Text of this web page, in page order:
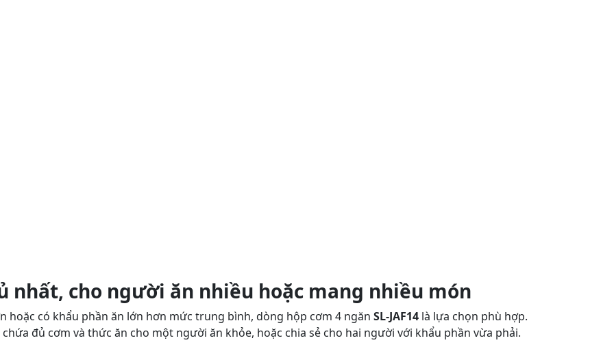
Các ngăn nhựa làm từ nhựa PP không chứa BPA, an toàn thực phẩm, và có thể dùng được trong
là dòng sản phẩm phổ biến của Zojirushi
tất cả các ngăn xếp vào nhau trong một thân hộp duy nhất, dễ cầm nắm và không chiếm nhiều diện
đi làm, đi học hằng ngày – đặc biệt với nữ văn phòng hoặc học sinh trung học, đại học.
tiêu chuẩn.
nhất, cho người ăn nhiều hoặc mang nhiều món
hoặc có khẩu phần ăn lớn hơn mức trung bình, dòng hộp cơm 4 ngăn SL-JAF14 là lựa chọn phù hợp.
đủ cơm và thức ăn cho một người ăn khỏe, hoặc chia sẻ cho hai người với khẩu phần vừa phải.